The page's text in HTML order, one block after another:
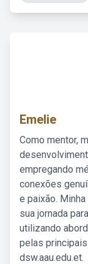
Emelie
Como mentor,
empregando
conexões
e paixão.
sua jornada
utilizando
pelas
dsw.aau.edu.et.